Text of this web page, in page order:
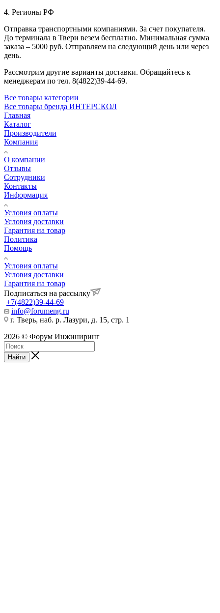
4. Регионы РФ
Отправка транспортными компаниями. За счет покупателя.
До терминала в Твери везем бесплатно. Минимальная сумма
заказа – 5000 руб. Отправляем на следующий день или через
день.
Рассмотрим другие варианты доставки. Обращайтесь к
менеджерам по тел. 8(4822)39-44-69.
Все товары категории
Все товары бренда ИНТЕРСКОЛ
Главная
Каталог
Производители
Компания
О компании
Отзывы
Сотрудники
Контакты
Информация
Условия оплаты
Условия доставки
Гарантия на товар
Политика
Помощь
Условия оплаты
Условия доставки
Гарантия на товар
Подписаться на рассылку
+7(4822)39-44-69
info@forumeng.ru
г. Тверь, наб. р. Лазури, д. 15, стр. 1
2026 © Форум Инжиниринг
Найти